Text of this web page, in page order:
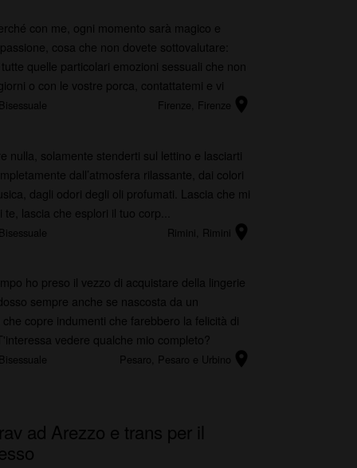
con me, ogni momento sarà magico e
cosa che non dovete sottovalutare:
quelle particolari emozioni sessuali che non
o con le vostre porca, contattatemi e vi
Firenze , Firenze location_on
nulla, solamente stenderti sul lettino e lasciarti
dall’atmosfera rilassante, dai colori
dagli odori degli oli profumati. Lascia che mi
lascia che esplori il tuo corp...
Rimini , Rimini location_on
ho preso il vezzo di acquistare della lingerie
sempre anche se nascosta da un
copre indumenti che farebbero la felicità di
vedere qualche mio completo?
Pesaro , Pesaro e Urbino location_on
ad Arezzo e trans per il